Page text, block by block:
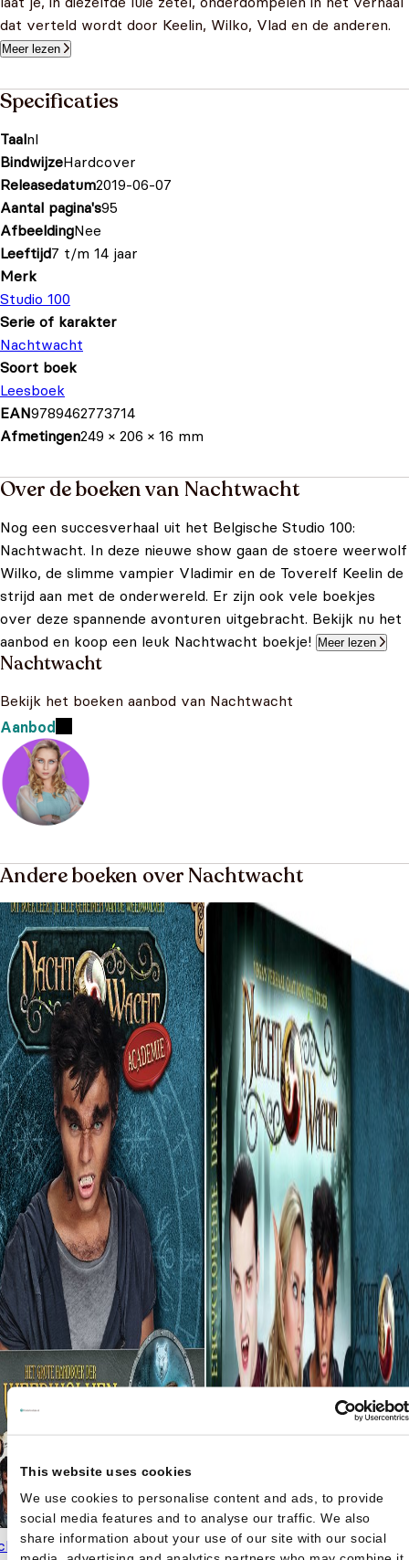
This website uses cookies
We use cookies to personalise content and ads, to provide
social media features and to analyse our traffic. We also
share information about your use of our site with our social
dat verteld wordt door Keelin, Wilko, Vlad en de anderen.
Meer lezen
Specificaties
Taalnl
BindwijzeHardcover
Releasedatum2019-06-07
Aantal pagina's95
AfbeeldingNee
Leeftijd7 t/m 14 jaar
Merk
Studio 100
Serie of karakter
Nachtwacht
Soort boek
Leesboek
EAN9789462773714
Afmetingen249 × 206 × 16 mm
Over de boeken van Nachtwacht
Nog een succesverhaal uit het Belgische Studio 100:
Nachtwacht. In deze nieuwe show gaan de stoere weerwolf
Wilko, de slimme vampier Vladimir en de Toverelf Keelin de
strijd aan met de onderwereld. Er zijn ook vele boekjes
over deze spannende avonturen uitgebracht. Bekijk nu het
aanbod en koop een leuk Nachtwacht boekje!
Meer lezen
Nachtwacht
Bekijk het boeken aanbod van Nachtwacht
Aanbod
Andere boeken over Nachtwacht
Academie boek -